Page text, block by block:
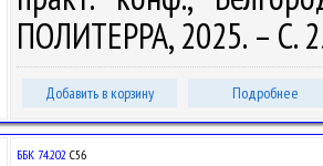
ПОЛИТЕРРА, 2025. – С.
Добавить в корзину Подробнее
ББК 74.202 С56